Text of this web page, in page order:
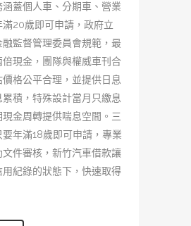
涵蓋個人車、分期車、營業
20歲即可申請，政府立
監督管理委員會規範，最
倍現金，團隊與權威車刊合
格公平合理，並提供日息
累積，特殊設計當月只繳息
現金周轉提供喘息空間。三
年滿18歲即可申請，專業
件審核，新竹汽車借款讓
紀錄的狀態下，快速取得